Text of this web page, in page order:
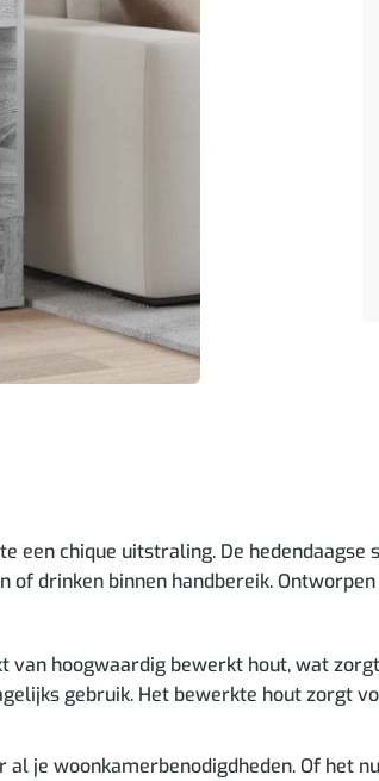
chique uitstraling. De
drinken binnen handbereik.
van hoogwaardig bewerkt hout, wat
gebruik. Het bewerkte hout zorgt
je woonkamerbenodigdheden. Of het